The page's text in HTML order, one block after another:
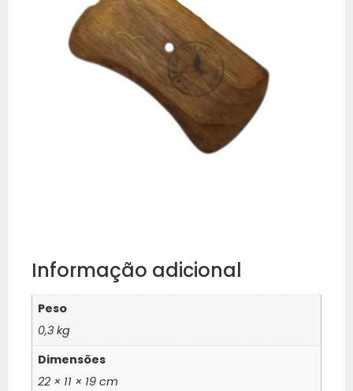
Informação adicional
Peso
0,3 kg
Dimensões
22 × 11 × 19 cm